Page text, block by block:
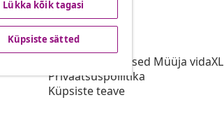
vidaXL
vidaXList
Kasutustingimused Müüja vidaXL
Privaatsuspoliitika
Küpsiste teave
Lükka kõik tagasi
Küpsiste sätted